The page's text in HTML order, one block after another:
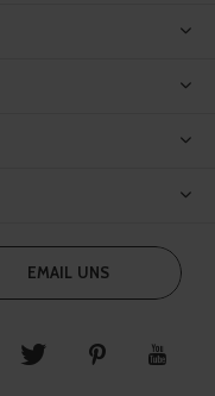
EMAIL UNS